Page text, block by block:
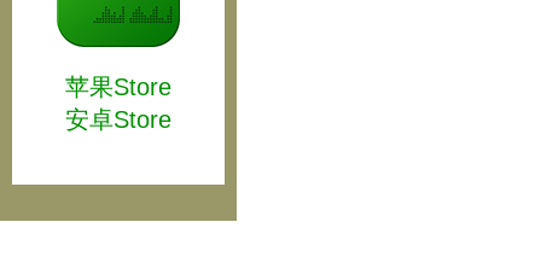
苹果Store
安卓Store